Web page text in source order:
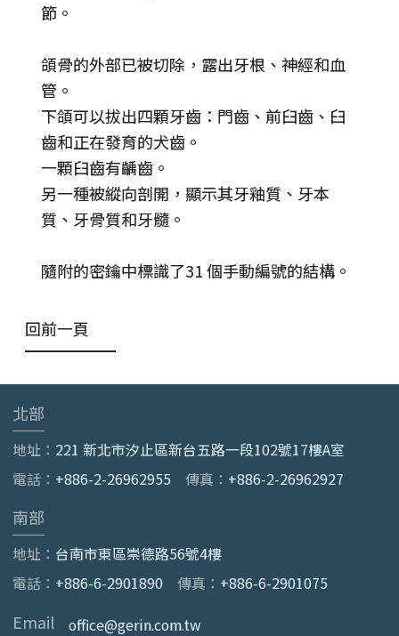
節。
頜骨的外部已被切除，露出牙根、神經和血
管。
下頜可以拔出四顆牙齒：門齒、前臼齒、臼
齒和正在發育的犬齒。
一顆臼齒有齲齒。
另一種被縱向剖開，顯示其牙釉質、牙本
質、牙骨質和牙髓。
隨附的密鑰中標識了31 個手動編號的結構。
回前一頁
北部
地址： 221 新北市汐止區新台五路一段102號17樓A室
電話： +886-2-26962955 傳真： +886-2-26962927
南部
地址： 台南市東區崇德路56號4樓
電話： +886-6-2901890 傳真： +886-6-2901075
Email office@gerin.com.tw